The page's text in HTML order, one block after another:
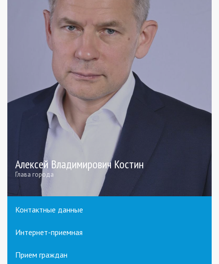
Алексей Владимирович Костин
Глава города
Контактные данные
Интернет-приемная
Прием граждан